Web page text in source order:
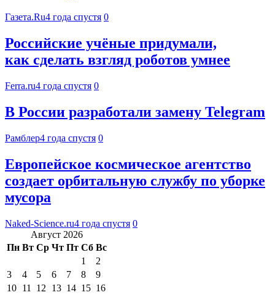
Газета.Ru4 года спустя 0
Российские учёные придумали,
как сделать взгляд роботов умнее
Ferra.ru4 года спустя 0
В России разработали замену Telegram
Рамблер4 года спустя 0
Европейское космическое агентство
создает орбитальную службу по уборке
мусора
Naked-Science.ru4 года спустя 0
Август 2026
Пн Вт Ср Чт Пт Сб Вс
1
2
3
4 5 6 7 8
9
10 11 12 13 14 15 16